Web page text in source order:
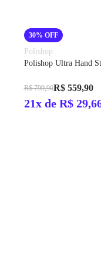
30% OFF
Polishop
Polishop Ultra Hand
R$ 799,90R$ 559,90
21x de R$